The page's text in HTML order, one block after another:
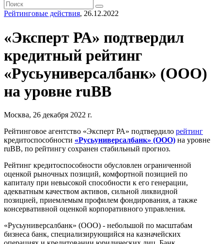
Рейтинговые действия, 26.12.2022
«Эксперт РА» подтвердил
кредитный рейтинг
«Русьуниверсалбанк» (ООО)
на уровне ruBB
Москва, 26 декабря 2022 г.
Рейтинговое агентство «Эксперт РА» подтвердило рейтинг
кредитоспособности «Русьуниверсалбанк» (ООО) на уровне
ruBB, по рейтингу сохранен стабильный прогноз.
Рейтинг кредитоспособности обусловлен ограниченной
оценкой рыночных позиций, комфортной позицией по
капиталу при невысокой способности к его генерации,
адекватным качеством активов, сильной ликвидной
позицией, приемлемым профилем фондирования, а также
консервативной оценкой корпоративного управления.
«Русьуниверсалбанк» (ООО) - небольшой по масштабам
бизнеса банк, специализирующийся на казначейских